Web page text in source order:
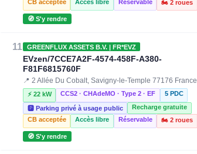
CB acceptée
Accès libre Réservable 🏍️ 2 roues
🧭 S'y rendre
11 GREENFLUX ASSETS B.V. | FR*EVZ
EVzen/7CCE7A2F-4574-458F-A380-
F81F6815760F
📍 2 Allée Du Cobalt, Savigny-le-Temple 77176 France
⚡ 22 kW CCS2 · CHAdeMO · Type 2 · EF 5 PDC
🅿️ Parking privé à usage public
Recharge gratuite
CB acceptée
Accès libre Réservable 🏍️ 2 roues
🧭 S'y rendre